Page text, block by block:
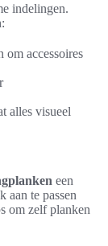
indelingen.
om accessoires
alles visueel
een
aan te passen
om zelf planken